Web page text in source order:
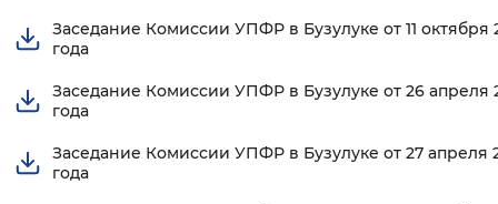
Заседание Комиссии УПФР в Бузулуке от 11 октября
года
Заседание Комиссии УПФР в Бузулуке от 26 апреля
года
Заседание Комиссии УПФР в Бузулуке от 27 апреля
года